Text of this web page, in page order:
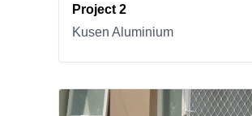
Project 2
Kusen Aluminium